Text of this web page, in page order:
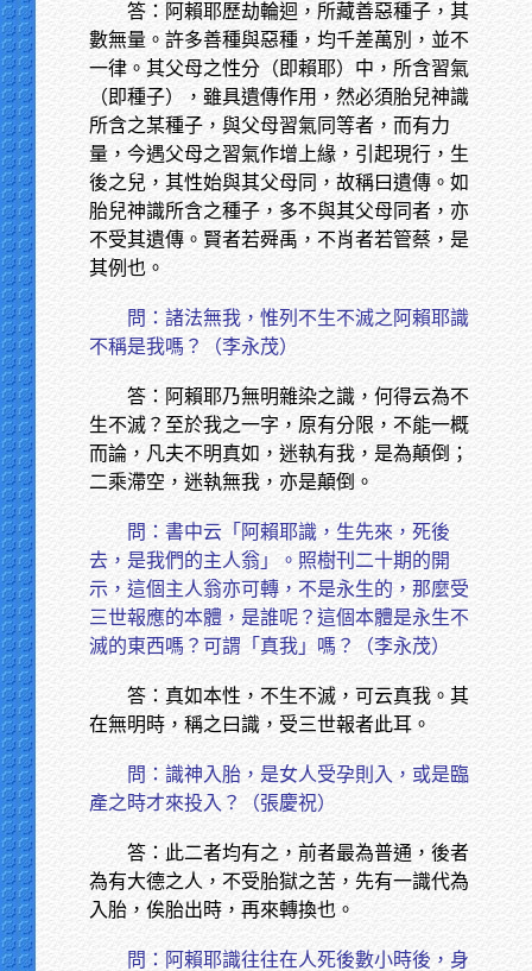
答：阿賴耶歷劫輪迴，所藏善惡種子，其
數無量。許多善種與惡種，均千差萬別，並不
一律。其父母之性分（即賴耶）中，所含習氣
（即種子），雖具遺傳作用，然必須胎兒神識
所含之某種子，與父母習氣同等者，而有力
量，今遇父母之習氣作增上緣，引起現行，生
後之兒，其性始與其父母同，故稱曰遺傳。如
胎兒神識所含之種子，多不與其父母同者，亦
不受其遺傳。賢者若舜禹，不肖者若管蔡，是
其例也。
問：諸法無我，惟列不生不滅之阿賴耶識
不稱是我嗎？（李永茂）
答：阿賴耶乃無明雜染之識，何得云為不
生不滅？至於我之一字，原有分限，不能一概
而論，凡夫不明真如，迷執有我，是為顛倒；
二乘滯空，迷執無我，亦是顛倒。
問：書中云「阿賴耶識，生先來，死後
去，是我們的主人翁」。照樹刊二十期的開
示，這個主人翁亦可轉，不是永生的，那麼受
三世報應的本體，是誰呢？這個本體是永生不
滅的東西嗎？可謂「真我」嗎？（李永茂）
答：真如本性，不生不滅，可云真我。其
在無明時，稱之曰識，受三世報者此耳。
問：識神入胎，是女人受孕則入，或是臨
產之時才來投入？（張慶祝）
答：此二者均有之，前者最為普通，後者
為有大德之人，不受胎獄之苦，先有一識代為
入胎，俟胎出時，再來轉換也。
問：阿賴耶識往往在人死後數小時後，身